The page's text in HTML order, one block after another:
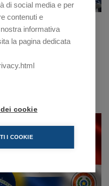
15 ANNI: TRE
SAPORI DEL
Schio torna dal 23
Torrebelvicino e Piovene
di social media e per
contenuti e
informativa
la pagina dedicata
cookie
I COOKIE